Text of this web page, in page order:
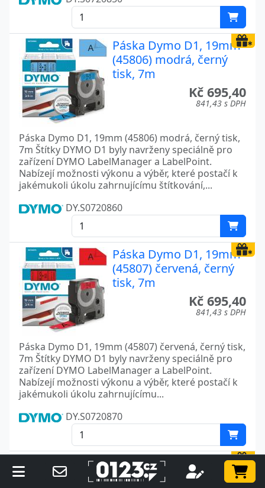
Páska Dymo D1, 19mm
(45806) modrá, černý
tisk, 7m
Kč 695,40
841,43 s DPH
Páska Dymo D1, 19mm (45806) modrá, černý tisk,
7m Štítky DYMO D1 byly navrženy speciálně pro
zařízení DYMO LabelManager a LabelPoint.
Nabízejí možnosti výkonu a výběr, které postačí k
jakémukoli úkolu zahrnujícímu štítkování,...
DY.S0720860
Páska Dymo D1, 19mm
(45807) červená, černý
tisk, 7m
Kč 695,40
841,43 s DPH
Páska Dymo D1, 19mm (45807) červená, černý tisk,
7m Štítky DYMO D1 byly navrženy speciálně pro
zařízení DYMO LabelManager a LabelPoint.
Nabízejí možnosti výkonu a výběr, které postačí k
jakémukoli úkolu zahrnujícímu...
DY.S0720870
Páska Dymo D1, 19mm
(45808) žlutá, černý tisk,